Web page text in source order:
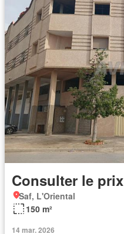
Consulter le prix
Saf, L'Oriental
150 m²
14 mar. 2026